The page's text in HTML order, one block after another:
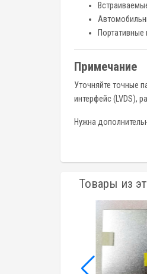
Примечание
Уточняйте точные
интерфейс (LVDS),
Нужна
Товары из